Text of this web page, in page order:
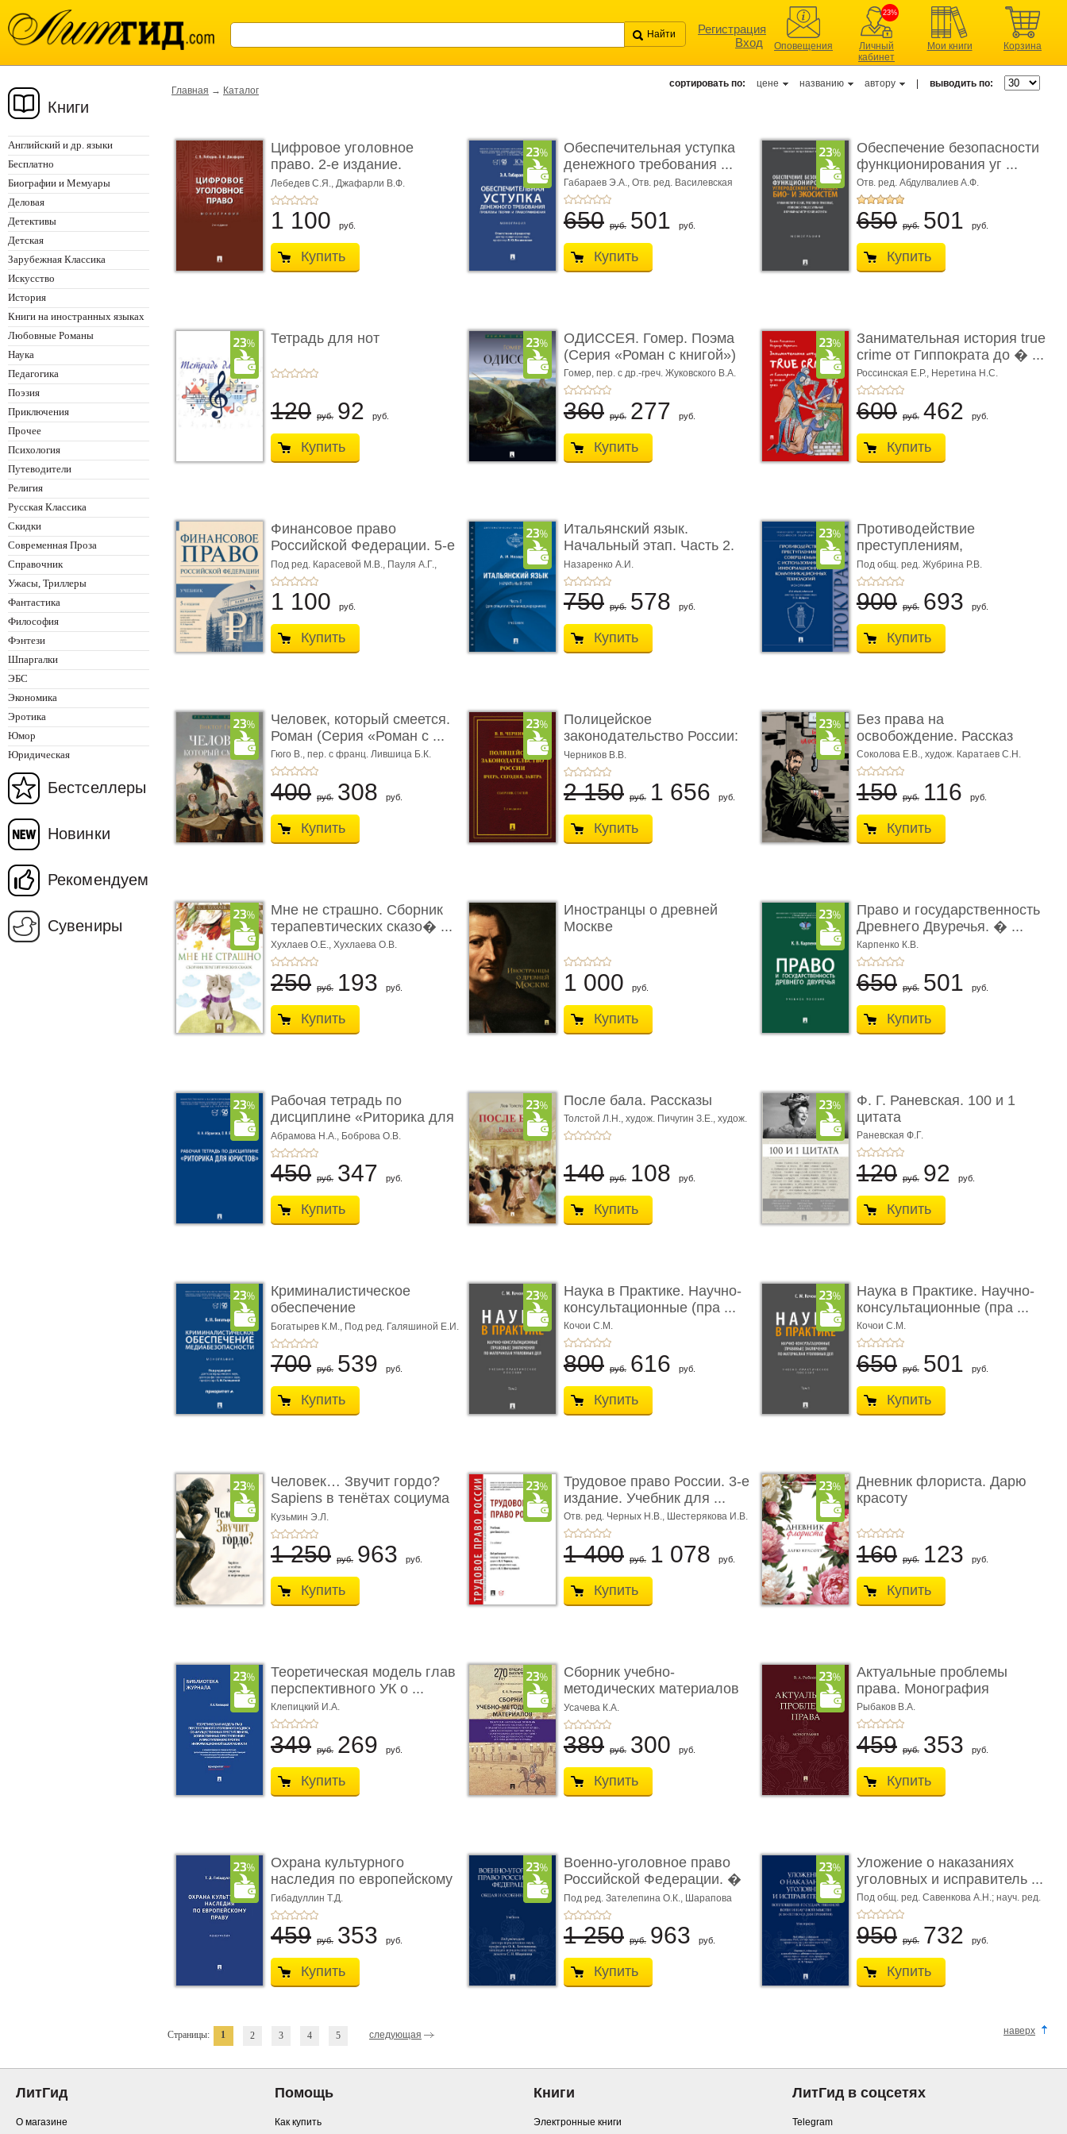
Регистрация
Вход
Оповещения
23%
Личный
кабинет
Мои книги Корзина
Книги
Английский и др. языки
Бесплатно
Биографии и Мемуары
Деловая
Детективы
Детская
Зарубежная Классика
Искусство
История
Книги на иностранных языках
Любовные Романы
Наука
Педагогика
Поэзия
Приключения
Прочее
Психология
Путеводители
Религия
Русская Классика
Скидки
Современная Проза
Справочник
Ужасы, Триллеры
Фантастика
Философия
Фэнтези
Шпаргалки
ЭБС
Экономика
Эротика
Юмор
Юридическая
Бестселлеры
Новинки
Рекомендуем
Сувениры
Главная → Каталог
сортировать по: цене названию автору выводить по:
Цифровое уголовное
право. 2-е издание.
Монограф ...
Лебедев С.Я., Джафарли В.Ф.
1 100 руб.
Купить
Обеспечительная уступка
денежного требования ...
Габараев Э.А., Отв. ред. Василевская
Л.Ю.,вступ. сл. Каретина М.Г.
650 руб. 501 руб.
Купить
Обеспечение безопасности
функционирования уг ...
Отв. ред. Абдулвалиев А.Ф.
650 руб. 501 руб.
Купить
Тетрадь для нот
120 руб. 92 руб.
Купить
ОДИССЕЯ. Гомер. Поэма
(Серия «Роман с книгой»)
Гомер, пер. с др.-греч. Жуковского В.А.
360 руб. 277 руб.
Купить
Занимательная история true
crime от Гиппократа до � ...
Россинская Е.Р., Неретина Н.С.
600 руб. 462 руб.
Купить
Финансовое право
Российской Федерации. 5-е
изд� ...
Под ред. Карасевой М.В., Пауля А.Г.,
Красюкова А.В.
1 100 руб.
Купить
Итальянский язык.
Начальный этап. Часть 2.
Учеб� ...
Назаренко А.И.
750 руб. 578 руб.
Купить
Противодействие
преступлениям,
совершаемым с ...
Под общ. ред. Жубрина Р.В.
900 руб. 693 руб.
Купить
Человек, который смеется.
Роман (Серия «Роман с ...
Гюго В., пер. с франц. Лившица Б.К.
400 руб. 308 руб.
Купить
Полицейское
законодательство России:
вчера, с� ...
Черников В.В.
2 150 руб. 1 656 руб.
Купить
Без права на
освобождение. Рассказ
Соколова Е.В., худож. Каратаев С.Н.
150 руб. 116 руб.
Купить
Мне не страшно. Сборник
терапевтических сказо� ...
Хухлаев О.Е., Хухлаева О.В.
250 руб. 193 руб.
Купить
Иностранцы о древней
Москве
1 000 руб.
Купить
Право и государственность
Древнего Двуречья. � ...
Карпенко К.В.
650 руб. 501 руб.
Купить
Рабочая тетрадь по
дисциплине «Риторика для
ю� ...
Абрамова Н.А., Боброва О.В.
450 руб. 347 руб.
Купить
После бала. Рассказы
Толстой Л.Н., худож. Пичугин З.Е., худож.
Лебедев А.И.,
140 руб. 108 руб.
Купить
Ф. Г. Раневская. 100 и 1
цитата
Раневская Ф.Г.
120 руб. 92 руб.
Купить
Криминалистическое
обеспечение
медиабезопас� ...
Богатырев К.М., Под ред. Галяшиной Е.И.
700 руб. 539 руб.
Купить
Наука в Практике. Научно-
консультационные (пра ...
Кочои С.М.
800 руб. 616 руб.
Купить
Наука в Практике. Научно-
консультационные (пра ...
Кочои С.М.
650 руб. 501 руб.
Купить
Человек… Звучит гордо?
Sapiens в тенётах социума
� ...
Кузьмин Э.Л.
1 250 руб. 963 руб.
Купить
Трудовое право России. 3-е
издание. Учебник для ...
Отв. ред. Черных Н.В., Шестерякова И.В.
1 400 руб. 1 078 руб.
Купить
Дневник флориста. Дарю
красоту
160 руб. 123 руб.
Купить
Теоретическая модель глав
перспективного УК о ...
Клепицкий И.А.
349 руб. 269 руб.
Купить
Сборник учебно-
методических материалов
по кур ...
Усачева К.А.
389 руб. 300 руб.
Купить
Актуальные проблемы
права. Монография
Рыбаков В.А.
459 руб. 353 руб.
Купить
Охрана культурного
наследия по европейскому
п ...
Гибадуллин Т.Д.
459 руб. 353 руб.
Купить
Военно-уголовное право
Российской Федерации. �
...
Под ред. Зателепина О.К., Шарапова
С.Н.
1 250 руб. 963 руб.
Купить
Уложение о наказаниях
уголовных и исправитель ...
Под общ. ред. Савенкова А.Н.; науч. ред.
и рук. авт. кол. Чучаев А.И.
950 руб. 732 руб.
Купить
Страницы: 1 2 3 4 5 следующая наверх
ЛитГид
О магазине
Помощь
Как купить
Книги
Электронные книги
ЛитГид в соцсетях
Telegram